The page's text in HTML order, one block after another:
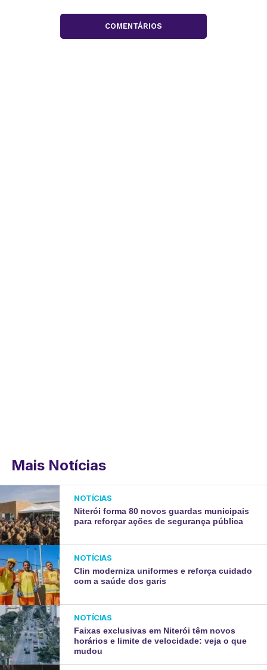
COMENTÁRIOS
Mais Notícias
NOTÍCIAS
Niterói forma 80 novos guardas municipais
para reforçar ações de segurança pública
NOTÍCIAS
Clin moderniza uniformes e reforça cuidado
com a saúde dos garis
NOTÍCIAS
Faixas exclusivas em Niterói têm novos
horários e limite de velocidade: veja o que
mudou